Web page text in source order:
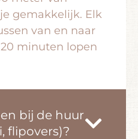
gemakkelijk. Elk
van en naar
minuten lopen
bij de huur
flipovers)?